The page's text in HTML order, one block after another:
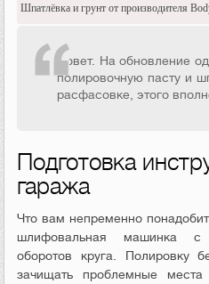
Шпатлёвка и грунт от производителя
Совет. На обновление
полировочную пасту и
расфасовке, этого
Подготовка
гаража
Что вам непременно
шлифовальная машинка с
оборотов круга. Полировку
зачищать проблемные